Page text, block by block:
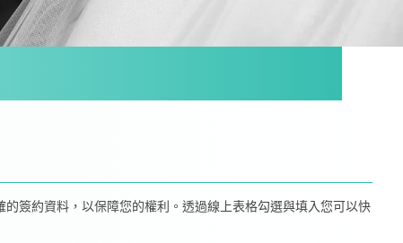
簽約資料，以保障您的權利。透過線上表格勾選與填入您可以快